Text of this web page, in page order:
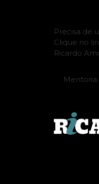
Precisa de
Clique no
Ricardo